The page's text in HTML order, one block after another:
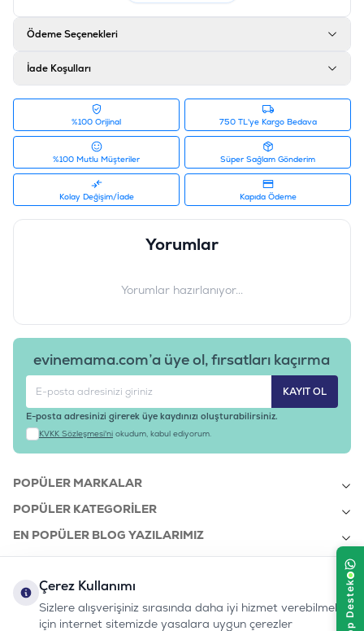
Ödeme Seçenekleri
İade Koşulları
%100 Orijinal 750 TL'ye Kargo Bedava
%100 Mutlu Müşteriler Süper Sağlam Gönderim
Kolay Değişim/İade Kapıda Ödeme
Yorumlar
Yorumlar hazırlanıyor...
evinemama.com’a üye ol, fırsatları kaçırma
KAYIT OL
E-posta adresinizi girerek üye kaydınızı oluşturabilirsiniz.
KVKK Sözleşmesi'ni okudum, kabul ediyorum.
POPÜLER MARKALAR
POPÜLER KATEGORILER
EN POPÜLER BLOG YAZILARIMIZ
KURUMSAL
Çerez Kullanımı
Sizlere alışverişiniz sırasında daha iyi hizmet verebilmek
için internet sitemizde yasalara uygun çerezler